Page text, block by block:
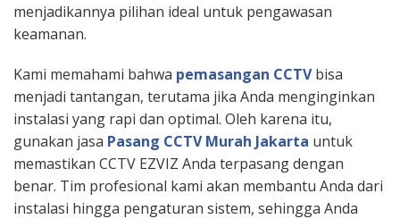
menjadikannya pilihan ideal untuk pengawasan
keamanan.
Kami memahami bahwa pemasangan CCTVbisa
menjadi tantangan, terutama jika Anda menginginkan
instalasi yang rapi dan optimal. Oleh karena itu,
gunakan jasa Pasang CCTV Murah Jakarta untuk
memastikan CCTV EZVIZ Anda terpasang dengan
benar. Tim profesional kami akan membantu Anda dari
instalasi hingga pengaturan sistem, sehingga Anda